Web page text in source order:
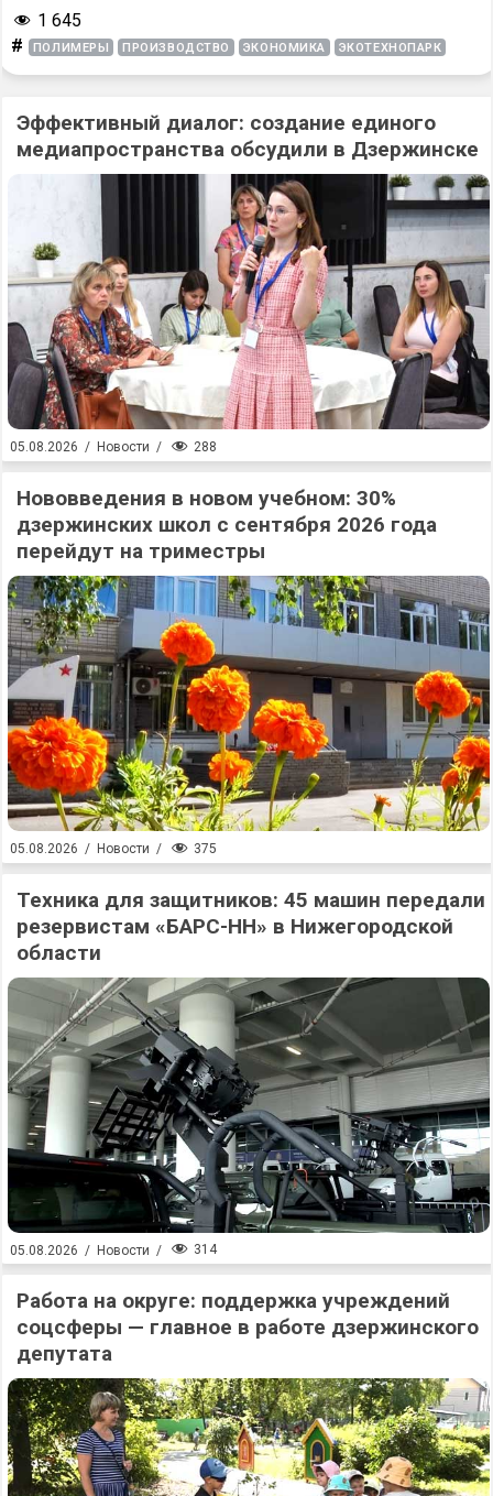
1 645
# ПОЛИМЕРЫ ПРОИЗВОДСТВО ЭКОНОМИКА ЭКОТЕХНОПАРК
Эффективный диалог: создание единого
медиапространства обсудили в Дзержинске
05.08.2026 / Новости / 288
Нововведения в новом учебном: 30%
дзержинских школ с сентября 2026 года
перейдут на триместры
05.08.2026 / Новости / 375
Техника для защитников: 45 машин передали
резервистам «БАРС-НН» в Нижегородской
области
05.08.2026 / Новости / 314
Работа на округе: поддержка учреждений
соцсферы — главное в работе дзержинского
депутата